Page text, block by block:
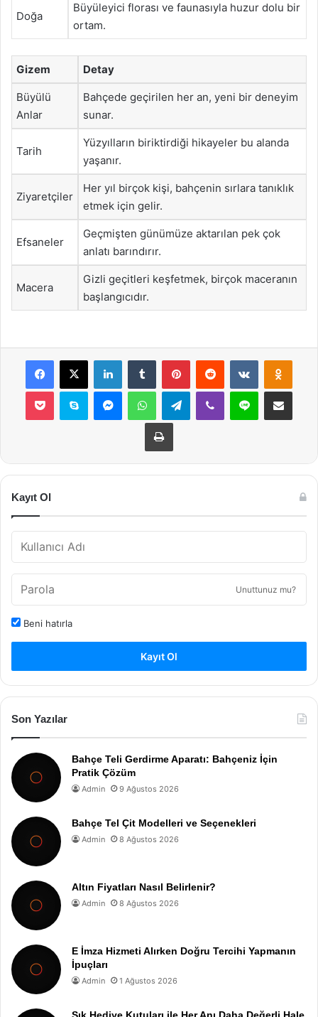
Doğa
Büyüleyici florası ve faunasıyla huzur dolu bir
ortam.
Gizem Detay
Büyülü
Anlar
Bahçede geçirilen her an, yeni bir deneyim
sunar.
Tarih
Yüzyılların biriktirdiği hikayeler bu alanda
yaşanır.
Ziyaretçiler
Her yıl birçok kişi, bahçenin sırlara tanıklık
etmek için gelir.
Efsaneler
Geçmişten günümüze aktarılan pek çok
anlatı barındırır.
Macera
Gizli geçitleri keşfetmek, birçok maceranın
başlangıcıdır.
Facebook
X LinkedInTumblr PinterestReddit VKontakte
Pocket Skype MessengerWhatsAppTelegramViber Line E-Posta ile
Yazdır
Kayıt Ol
Unuttunuz mu?
Beni hatırla
Kayıt Ol
Son Yazılar
Bahçe Teli Gerdirme Aparatı: Bahçeniz İçin
Pratik Çözüm
Admin 9 Ağustos 2026
Bahçe Tel Çit Modelleri ve Seçenekleri
Admin 8 Ağustos 2026
Altın Fiyatları Nasıl Belirlenir?
Admin 8 Ağustos 2026
E İmza Hizmeti Alırken Doğru Tercihi Yapmanın
İpuçları
Admin 1 Ağustos 2026